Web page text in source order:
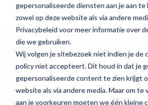
gepersonaliseerde diensten aan je aan te
zowel op deze website als via andere
Privacybeleid voor meer informatie over
die we gebruiken.
Wij volgen je sitebezoek niet indien je de
policy niet accepteert. Dit houd in dat je
gepersonaliseerde content te zien krijgt
website als via andere media. Maar om te
aan je voorkeuren moeten we één kleine
Culinair & chefs